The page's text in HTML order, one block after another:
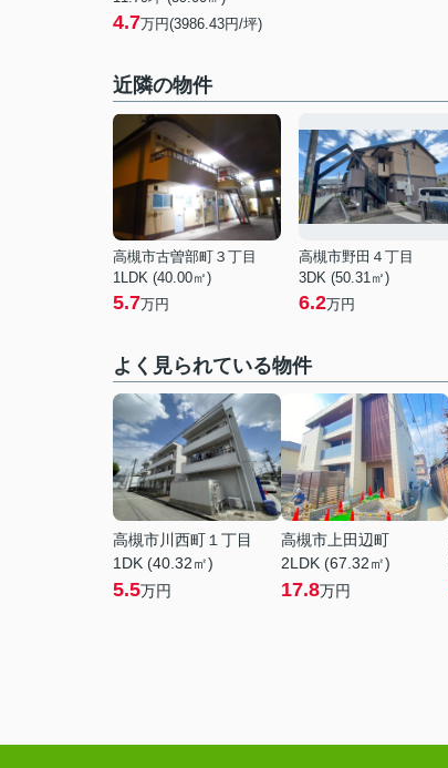
4.7万円(3986.43円/坪)
近隣の物件
高槻市古曽部町３丁目
1LDK (40.00㎡)
5.7万円
高槻市野田４丁目
3DK (50.31㎡)
6.2万円
よく見られている物件
高槻市川西町１丁目
1DK (40.32㎡)
5.5万円
高槻市上田辺町
2LDK (67.32㎡)
17.8万円